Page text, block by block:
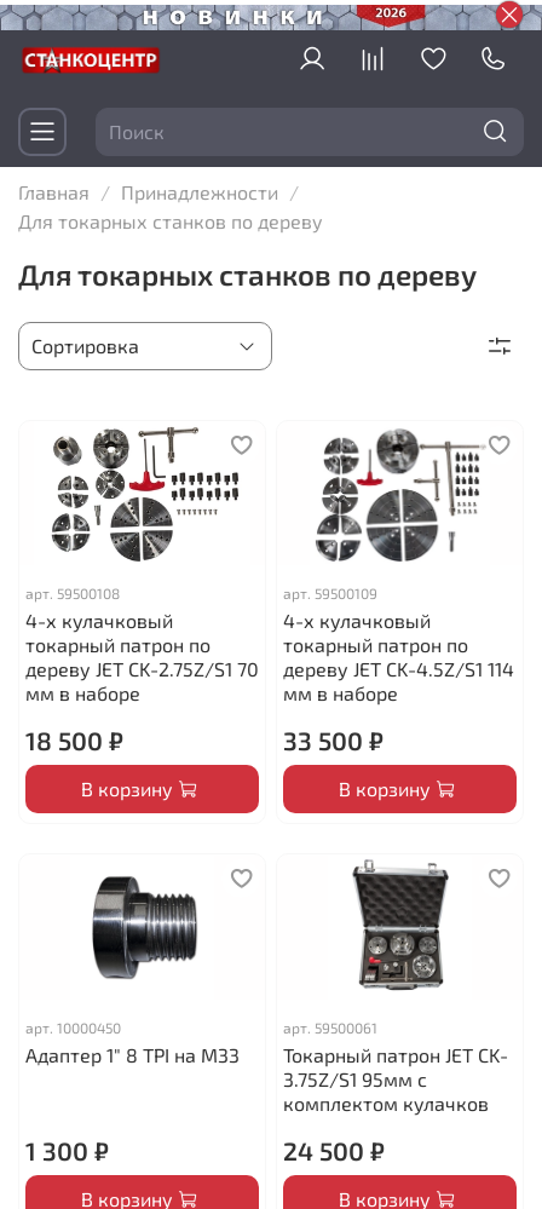
Главная
Принадлежности
Для токарных станков по дереву
Для токарных станков по дереву
арт. 59500108
4-х кулачковый
токарный патрон по
дереву JET CK-2.75Z/S1 70
мм в наборе
18 500 ₽
В корзину
арт. 59500109
4-х кулачковый
токарный патрон по
дереву JET CK-4.5Z/S1 114
мм в наборе
33 500 ₽
В корзину
арт. 10000450
Адаптер 1" 8 TPI на M33
1 300 ₽
В корзину
арт. 59500061
Токарный патрон JET CK-
3.75Z/S1 95мм с
комплектом кулачков
24 500 ₽
В корзину